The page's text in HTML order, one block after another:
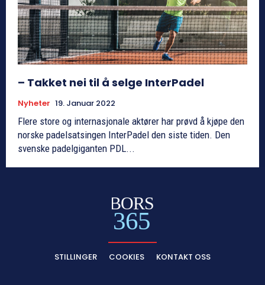
– Takket nei til å selge InterPadel
Nyheter 19. Januar 2022
Flere store og internasjonale aktører har prøvd å kjøpe den
norske padelsatsingen InterPadel den siste tiden. Den
svenske padelgiganten PDL...
BORS
365
STILLINGER COOKIES KONTAKT OSS